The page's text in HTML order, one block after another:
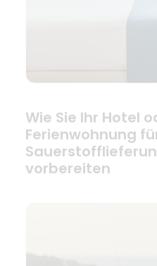
Wie Sie Ihr Hotel
Ferienwohnung
vorbereiten